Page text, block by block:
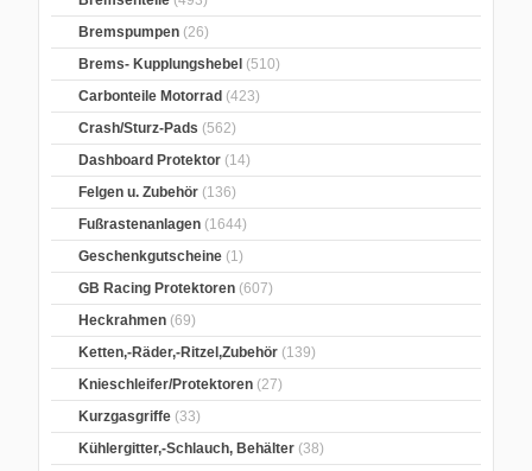
Bremspumpen (26)
Brems- Kupplungshebel (510)
Carbonteile Motorrad (423)
Crash/Sturz-Pads (562)
Dashboard Protektor (14)
Felgen u. Zubehör (136)
Fußrastenanlagen (1644)
Geschenkgutscheine (1)
GB Racing Protektoren (607)
Heckrahmen (69)
Ketten,-Räder,-Ritzel,Zubehör (139)
Knieschleifer/Protektoren (27)
Kurzgasgriffe (33)
Kühlergitter,-Schlauch, Behälter (38)